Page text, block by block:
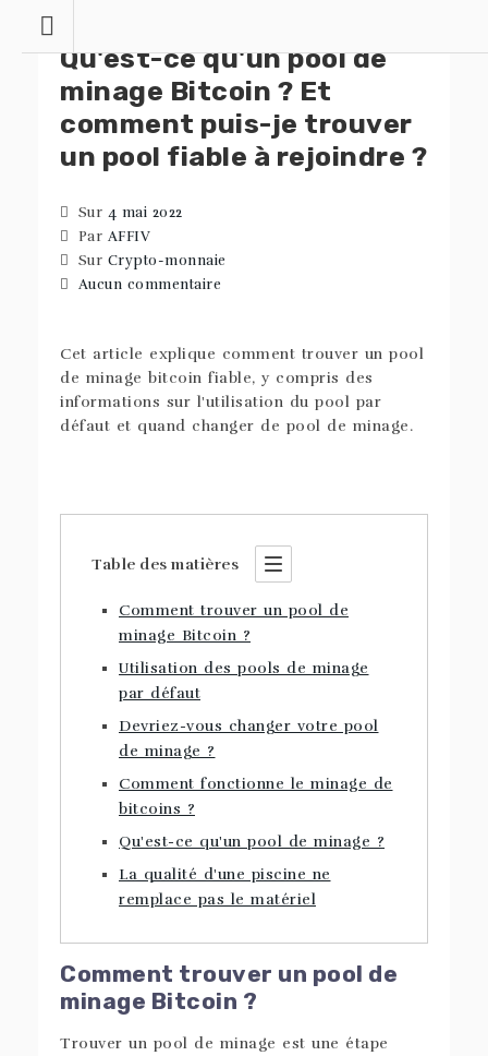
contentQu'est-ce qu'un pool de
minage Bitcoin ? Et
comment puis-je trouver
un pool fiable à rejoindre ?
Sur 4 mai 2022
Par AFFIV
Sur Crypto-monnaie
Aucun commentaire
Cet article explique comment trouver un pool
de minage bitcoin fiable, y compris des
informations sur l'utilisation du pool par
défaut et quand changer de pool de minage.
Table des matières
Comment trouver un pool de
minage Bitcoin ?
Utilisation des pools de minage
par défaut
Devriez-vous changer votre pool
de minage ?
Comment fonctionne le minage de
bitcoins ?
Qu'est-ce qu'un pool de minage ?
La qualité d'une piscine ne
remplace pas le matériel
Comment trouver un pool de
minage Bitcoin ?
Trouver un pool de minage est une étape